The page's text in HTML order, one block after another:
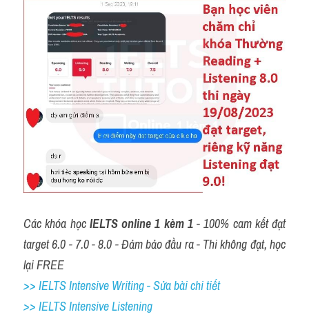
Các khóa học IELTS online 1 kèm 1 - 100% cam kết đạt
target 6.0 - 7.0 - 8.0 - Đảm bảo đầu ra - Thi không đạt, học
lại FREE
>> IELTS Intensive Writing - Sửa bài chi tiết
>> IELTS Intensive Listening